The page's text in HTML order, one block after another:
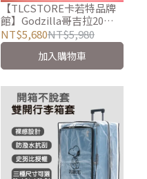
【TLCSTORE卡若特品牌
館】Godzilla哥吉拉20
吋/28吋鋁框上掀式行李箱-
紅蓮款
NT$5,680NT$5,980
加入購物車